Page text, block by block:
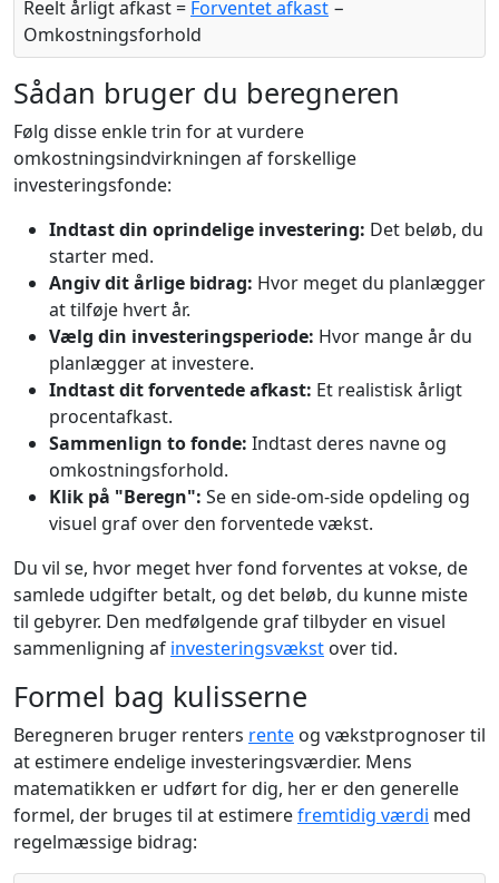
Reelt årligt afkast = Forventet afkast −
Omkostningsforhold
Sådan bruger du beregneren
Følg disse enkle trin for at vurdere
omkostningsindvirkningen af forskellige
investeringsfonde:
Indtast din oprindelige investering: Det beløb, du
starter med.
Angiv dit årlige bidrag: Hvor meget du planlægger
at tilføje hvert år.
Vælg din investeringsperiode: Hvor mange år du
planlægger at investere.
Indtast dit forventede afkast: Et realistisk årligt
procentafkast.
Sammenlign to fonde: Indtast deres navne og
omkostningsforhold.
Klik på "Beregn": Se en side-om-side opdeling og
visuel graf over den forventede vækst.
Du vil se, hvor meget hver fond forventes at vokse, de
samlede udgifter betalt, og det beløb, du kunne miste
til gebyrer. Den medfølgende graf tilbyder en visuel
sammenligning af investeringsvækst over tid.
Formel bag kulisserne
Beregneren bruger renters rente og vækstprognoser til
at estimere endelige investeringsværdier. Mens
matematikken er udført for dig, her er den generelle
formel, der bruges til at estimerefremtidig værdi med
regelmæssige bidrag: